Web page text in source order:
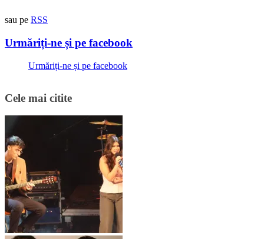
sau pe RSS
Urmăriți-ne și pe facebook
Urmăriți-ne și pe facebook
Cele mai citite